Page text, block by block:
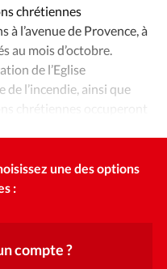
réveil
Monde
chrétiennes
l’avenue de Provence, à
au mois d’octobre.
de l’Eglise
l’incendie, ainsi que
chrétiennes occuperont
une des options
:
compte ?